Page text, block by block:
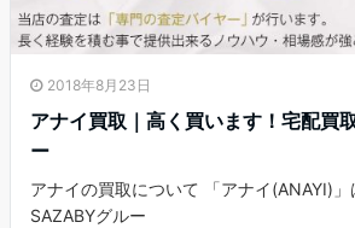
2018年8月23日
アナイ買取｜高く買います！宅配買
ー
アナイの買取について 「アナイ(ANAYI)
SAZABYグルー